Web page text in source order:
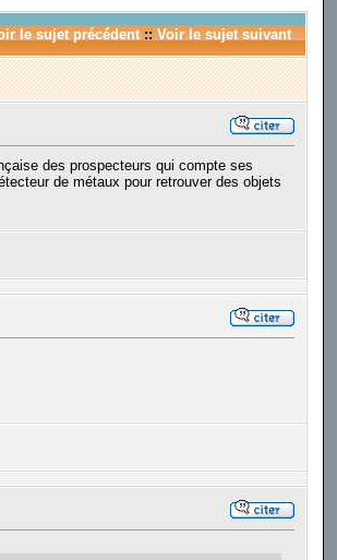
le sujet précédent:: Voir le sujet suivant
des prospecteurs qui compte ses
de métaux pour retrouver des objets